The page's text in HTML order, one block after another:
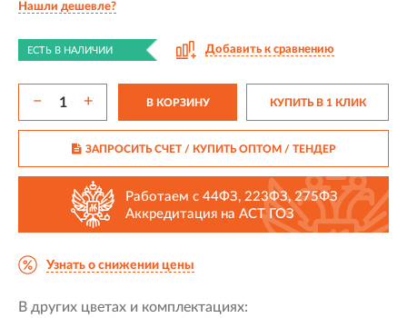
Нашли дешевле?
ЕСТЬ В НАЛИЧИИ Добавить к сравнению
− + В КОРЗИНУ КУПИТЬ В 1 КЛИК
ЗАПРОСИТЬ СЧЕТ / КУПИТЬ ОПТОМ/ ТЕНДЕР
Работаем с 44ФЗ, 223ФЗ, 275ФЗ
Аккредитация на АСТ ГОЗ
Узнать о снижении цены
В других цветах и комплектациях: